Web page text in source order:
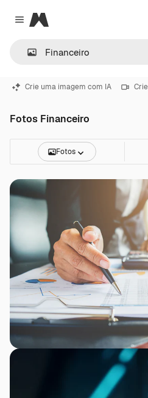
Close menu
Magnific
Crie uma imagem com IA
Fotos Financeiro
Fotos